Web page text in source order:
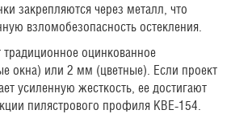
закрепляются через металл, что
взломобезопасность остекления.
традиционное оцинкованное
окна) или 2 мм (цветные). Если проект
усиленную жесткость, ее достигают
пилястрового профиля KBE-154.